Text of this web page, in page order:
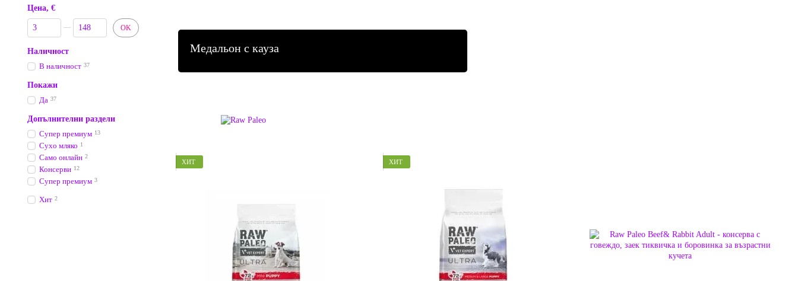
Медальон с кауза
ХИТ ХИТ
Цена, €
От Цена, €
До Цена, €
OK
Наличност
В наличност 37
Покажи
Да 37
Допълнителни раздели
Супер премиум 13
Сухо мляко 1
Само онлайн 2
Консерви 12
Супер премиум 3
Хит 2